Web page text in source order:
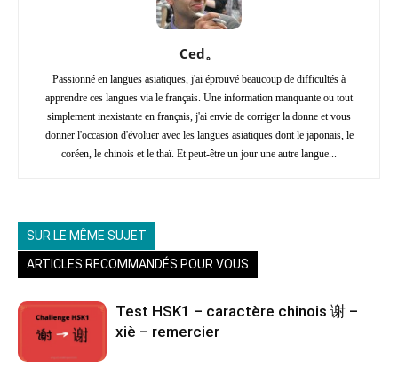
Ced。
Passionné en langues asiatiques, j'ai éprouvé beaucoup de difficultés à
apprendre ces langues via le français. Une information manquante ou tout
simplement inexistante en français, j'ai envie de corriger la donne et vous
donner l'occasion d'évoluer avec les langues asiatiques dont le japonais, le
coréen, le chinois et le thaï. Et peut-être un jour une autre langue...
SUR LE MÊME SUJET
ARTICLES RECOMMANDÉS POUR VOUS
Test HSK1 – caractère chinois 谢 –
xiè – remercier